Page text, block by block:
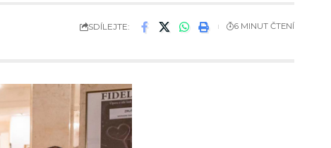
SDÍLEJTE: 6 MINUT ČTENÍ